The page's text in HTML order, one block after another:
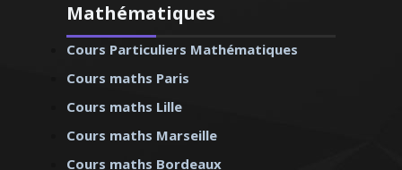
Mathématiques
Cours Particuliers Mathématiques
Cours maths Paris
Cours maths Lille
Cours maths Marseille
Cours maths Bordeaux